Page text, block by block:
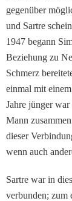
gegenüber
und Sartre
1947 begann
Beziehung zu
Schmerz
einmal mit
Jahre jünger
Mann
dieser
wenn auch
Sartre war in
verbunden; zum